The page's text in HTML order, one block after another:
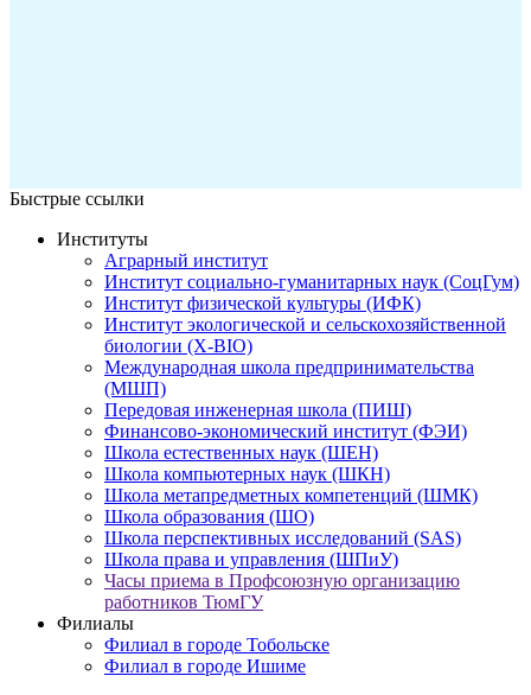
Быстрые ссылки
Институты
Аграрный институт
Институт социально-гуманитарных наук (СоцГум)
Институт физической культуры (ИФК)
Институт экологической и сельскохозяйственной
биологии (X-BIO)
Международная школа предпринимательства
(МШП)
Передовая инженерная школа (ПИШ)
Финансово-экономический институт (ФЭИ)
Школа естественных наук (ШЕН)
Школа компьютерных наук (ШКН)
Школа метапредметных компетенций (ШМК)
Школа образования (ШО)
Школа перспективных исследований (SAS)
Школа права и управления (ШПиУ)
Часы приема в Профсоюзную организацию
работников ТюмГУ
Филиалы
Филиал в городе Тобольске
Филиал в городе Ишиме